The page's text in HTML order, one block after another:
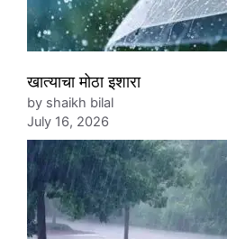
खात्याचा मोठा इशारा
by shaikh bilal
July 16, 2026